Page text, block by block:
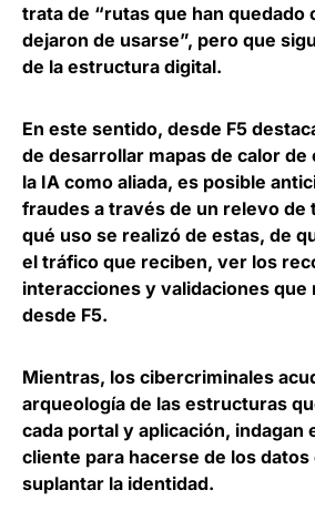
trata de “rutas que han quedado
dejaron de usarse”, pero que
de la estructura digital.
En este sentido, desde F5
de desarrollar mapas de calor de
la IA como aliada, es posible
fraudes a través de un relevo de
qué uso se realizó de estas, de
el tráfico que reciben, ver los
interacciones y validaciones que
desde F5.
Mientras, los cibercriminales
arqueología de las estructuras
cada portal y aplicación, indagan
cliente para hacerse de los
suplantar la identidad.